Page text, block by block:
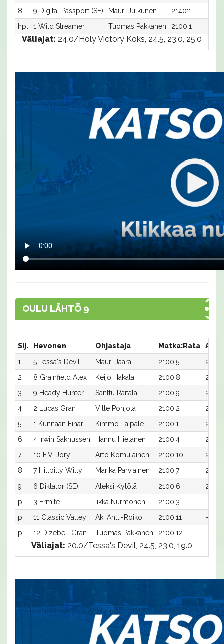
8
9 Digital Passport (SE) Mauri Julkunen 2140:1
hpl
1 Wild Streamer Tuomas Pakkanen 2100:1
Väliajat: 24.0/Holy Victory Koks, 24.5, 23.0, 25.0
OULU LÄHTÖ 9
Sij. Hevonen Ohjastaja Matka:Rata
Aika
1
5 Tessa's Devil Mauri Jaara 2100:5
21,4a
2
8 Grainfield Alex Keijo Hakala 2100:8
21,5a
3
9 Heady Hunter Santtu Raitala 2100:9
21,7a
4
2 Lucas Gran Ville Pohjola 2100:2
21,7a
5
1 Kunnaan Einar Kimmo Taipale 2100:1
21,8a
6
4 Irwin Saknussen Hannu Hietanen 2100:4
21,9a
7
10 E.V. Jory Arto Komulainen 2100:10
21,9a
8
7 Hillbilly Willy Marika Parviainen 2100:7
22,2a
9
6 Diktator (SE) Aleksi Kytölä 2100:6
22,3a
p
3 Ermite Iikka Nurmonen 2100:3
-a
p
11 Classic Valley Aki Antti-Roiko 2100:11
-a
p
12 Dizebell Gran Tuomas Pakkanen 2100:12 -a
Väliajat: 20.0/Tessa's Devil, 24.5, 23.0, 19.0